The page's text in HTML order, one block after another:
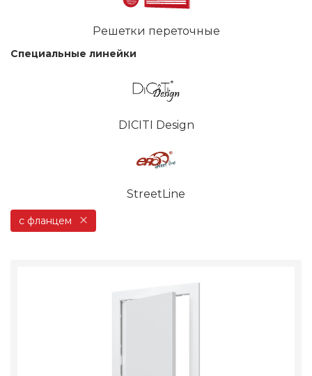
Решетки переточные
Специальные линейки
DICITI Design
StreetLine
с фланцем